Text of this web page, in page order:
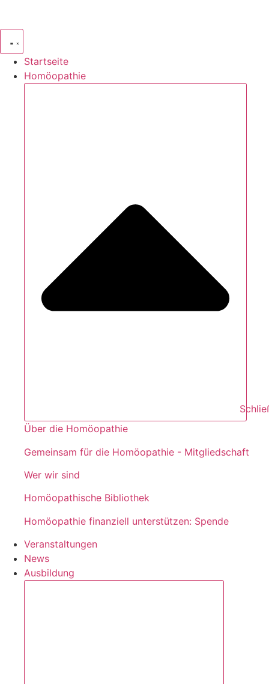
Startseite
Homöopathie
Über die Homöopathie
Gemeinsam für die Homöopathie - Mitgliedschaft
Wer wir sind
Homöopathische Bibliothek
Homöopathie finanziell unterstützen: Spende
Veranstaltungen
News
Ausbildung